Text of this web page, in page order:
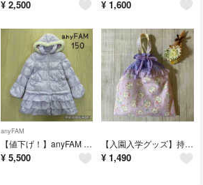
¥ 2,500 ¥ 1,600
anyFAM
【値下げ！】anyFAM 中綿コート 150cm
¥ 5,500
【入園入学グッズ】持ち手付き巾着 体操着袋 ハンドメイド うさぎ ラベンダー
¥ 1,490